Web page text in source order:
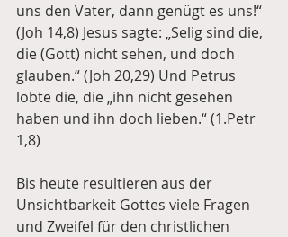
uns den Vater, dann genügt es uns!“
(Joh 14,8) Jesus sagte: „Selig sind die,
die (Gott) nicht sehen, und doch
glauben.“ (Joh 20,29) Und Petrus
lobte die, die „ihn nicht gesehen
haben und ihn doch lieben.“ (1.Petr
1,8)
Bis heute resultieren aus der
Unsichtbarkeit Gottes viele Fragen
und Zweifel für den christlichen